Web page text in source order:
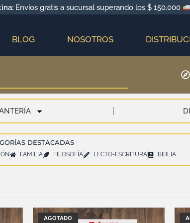
Envíos gratis a sucursal superando los $ 150.000
BLOG NOSOTROS
DESTACADAS
FAMILIA FILOSOFÍA LECTO-ESCRITURA BIBLIA
AGOTADO